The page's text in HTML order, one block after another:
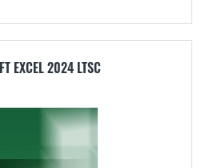
EXCEL 2024 LTSC